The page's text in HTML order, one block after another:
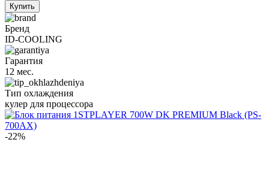
Купить
Бренд
ID-COOLING
Гарантия
12 мес.
Тип охлаждения
кулер для процессора
-22%